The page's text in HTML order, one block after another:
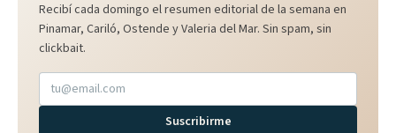
Recibí cada domingo el resumen editorial de la semana en
Pinamar, Cariló, Ostende y Valeria del Mar. Sin spam, sin
clickbait.
Suscribirme